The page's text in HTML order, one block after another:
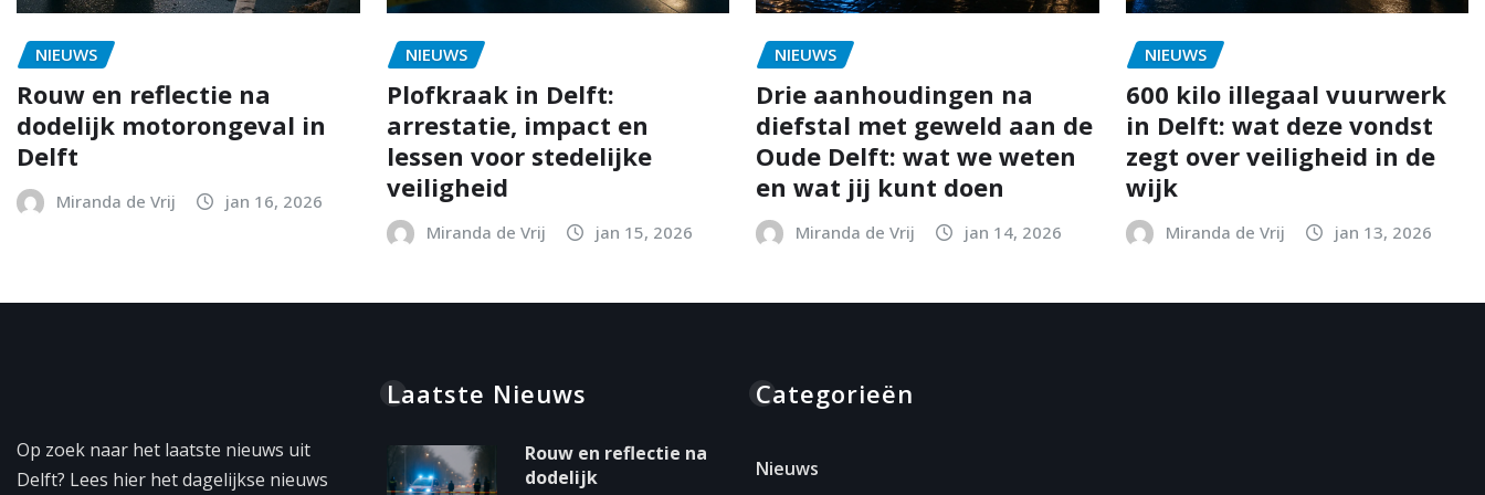
NIEUWS
Rouw en reflectie na
dodelijk motorongeval in
Delft
Miranda de Vrij jan 16, 2026
NIEUWS
Plofkraak in Delft:
arrestatie, impact en
lessen voor stedelijke
veiligheid
Miranda de Vrij jan 15, 2026
NIEUWS
Drie aanhoudingen na
diefstal met geweld aan de
Oude Delft: wat we weten
en wat jij kunt doen
Miranda de Vrij jan 14, 2026
NIEUWS
600 kilo illegaal vuurwerk
in Delft: wat deze vondst
zegt over veiligheid in de
wijk
Miranda de Vrij jan 13, 2026
Op zoek naar het laatste nieuws uit
Delft? Lees hier het dagelijkse nieuws
Laatste Nieuws
Rouw en reflectie na
dodelijk
Categorieën
Nieuws